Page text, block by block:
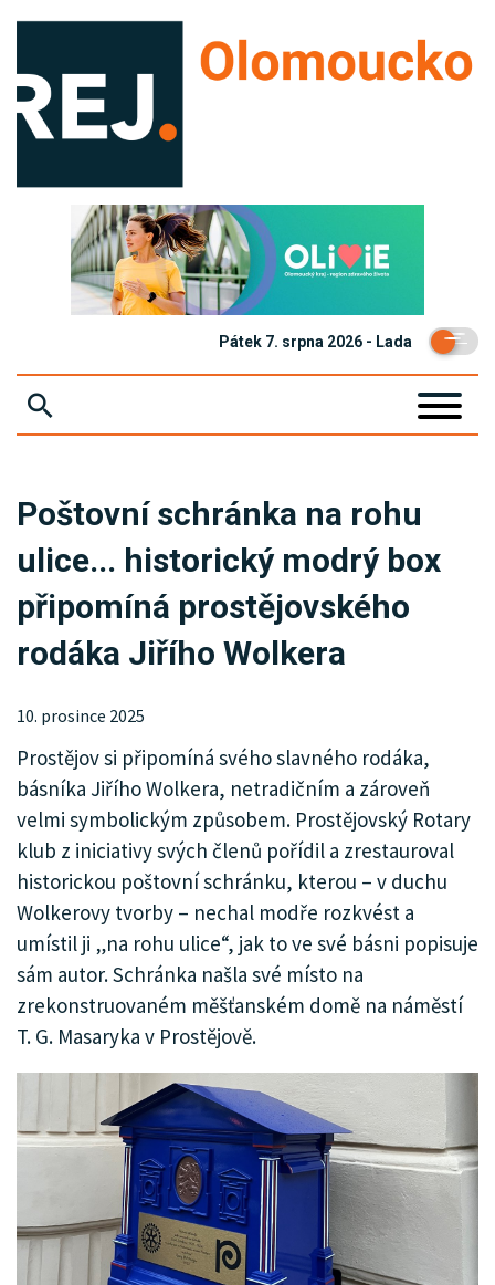
Pátek 7. srpna 2026 - Lada
KRIMI
SPORT
KULTURA
SPOLEČNOST
HISTORIE
MHD
INZERCE
ARCHIV
Poštovní schránka na rohu
ulice... historický modrý box
připomíná prostějovského
rodáka Jiřího Wolkera
10. prosince 2025
Prostějov si připomíná svého slavného rodáka,
básníka Jiřího Wolkera, netradičním a zároveň
velmi symbolickým způsobem. Prostějovský Rotary
klub z iniciativy svých členů pořídil a zrestauroval
historickou poštovní schránku, kterou – v duchu
Wolkerovy tvorby – nechal modře rozkvést a
umístil ji „na rohu ulice“, jak to ve své básni popisuje
sám autor. Schránka našla své místo na
zrekonstruovaném měšťanském domě na náměstí
T. G. Masaryka v Prostějově.